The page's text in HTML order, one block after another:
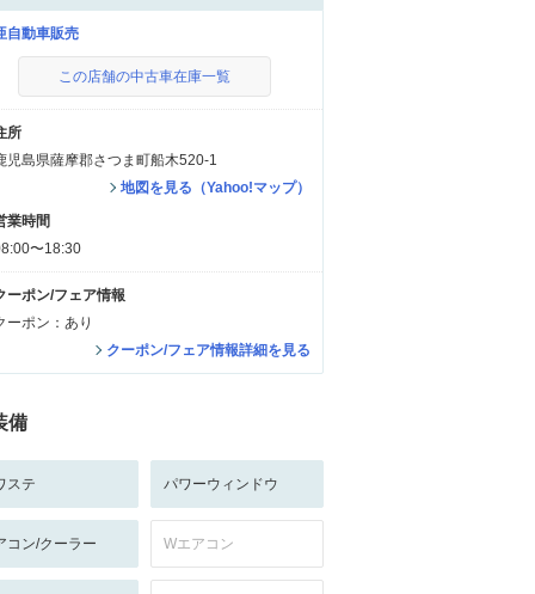
自動車販売
この店舗の中古車在庫一覧
所
児島県薩摩郡さつま町船木520-1
地図を見る（Yahoo!マップ）
業時間
〜18:30
ーポン/フェア情報
ーポン：あり
クーポン/フェア情報詳細を見る
備
ステ パワーウィンドウ
コン/クーラー Wエアコン